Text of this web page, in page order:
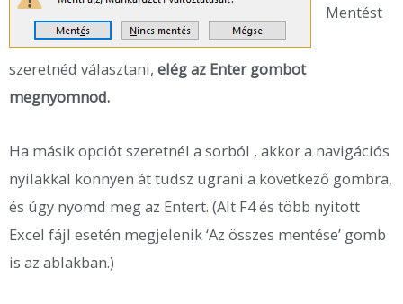
Mentést
szeretnéd választani, elég az Enter gombot
megnyomnod.
Ha másik opciót szeretnél a sorból , akkor a navigációs
nyilakkal könnyen át tudsz ugrani a következő gombra,
és úgy nyomd meg az Entert. (Alt F4 és több nyitott
Excel fájl esetén megjelenik ‘Az összes mentése’ gomb
is az ablakban.)